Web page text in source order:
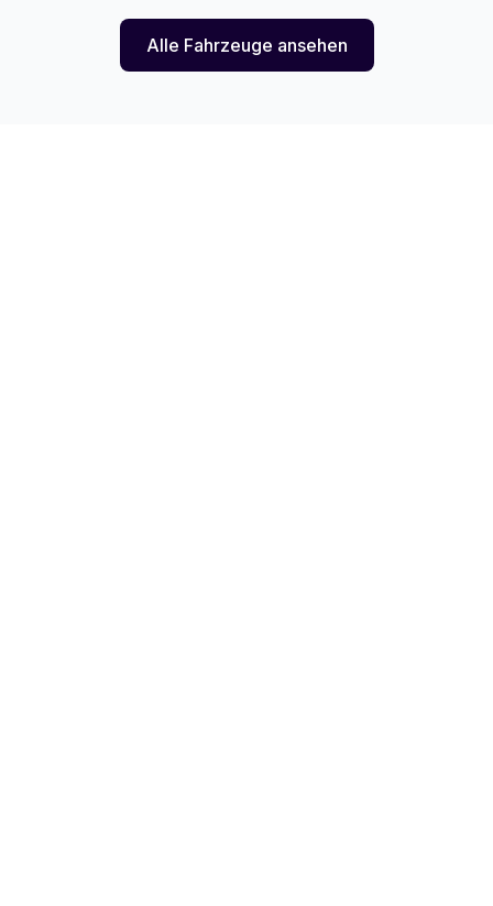
Alle Fahrzeuge ansehen